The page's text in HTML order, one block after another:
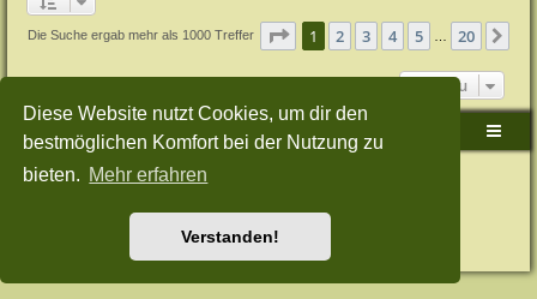
Diese Website nutzt Cookies, um dir den
bestmöglichen Komfort bei der Nutzung zu
bieten. Mehr erfahren
Verstanden!
Die Suche ergab mehr als 1000 Treffer Seite 1von 20
1 2 3 4 5 20
Gehe zu
Sudden-Strike-Maps.de Hauptseite Foren-Übersicht
Powered byphpBB® Forum Software © phpBB Limited
Style: Green-Style-Split by Joyce&LunaphpBB-Style-Design
Nutzungsbedingungen